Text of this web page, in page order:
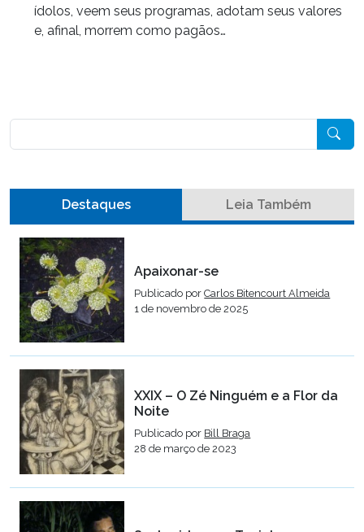
ídolos, veem seus programas, adotam seus valores
e, afinal, morrem como pagãos…
Destaques Leia Também
Apaixonar-se
Publicado porCarlos Bitencourt Almeida
1 de novembro de 2025
XXIX – O Zé Ninguém e a Flor da
Noite
Publicado por Bill Braga
28 de março de 2023